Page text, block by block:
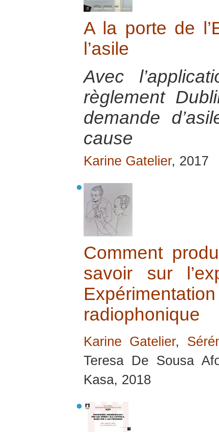
A la porte de
l’asile
Avec
règlement
demande
cause
Karine Gatelier, 2017
Comment
savoir sur
radiophonique
Karine Gatelier,
Teresa De Sousa
Kasa, 2018